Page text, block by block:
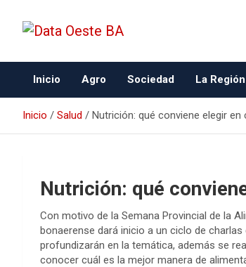
Data Oeste BA
Inicio Agro Sociedad La Región
Inicio Salud Nutrición: qué conviene elegir en
Nutrición: qué
Con motivo de la Semana Provincial de la
bonaerense dará inicio a un ciclo de
profundizarán en la temática, además se
conocer cuál es la mejor manera de